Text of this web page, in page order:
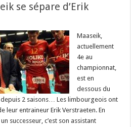
se sépare d’Erik
Maaseik,
actuellement
4e au
championnat,
est en
dessous du
depuis 2 saisons… Les limbourgeois ont
leur entraineur Erik Verstraeten. En
successeur, c’est son assistant